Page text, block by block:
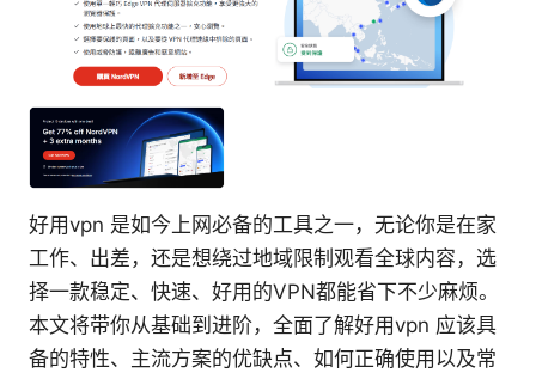
好用vpn 是如今上网必备的工具之一，无论你是在家
工作、出差，还是想绕过地域限制观看全球内容，选
择一款稳定、快速、好用的VPN都能省下不少麻烦。
本文将带你从基础到进阶，全面了解好用vpn 应该具
备的特性、主流方案的优缺点、如何正确使用以及常